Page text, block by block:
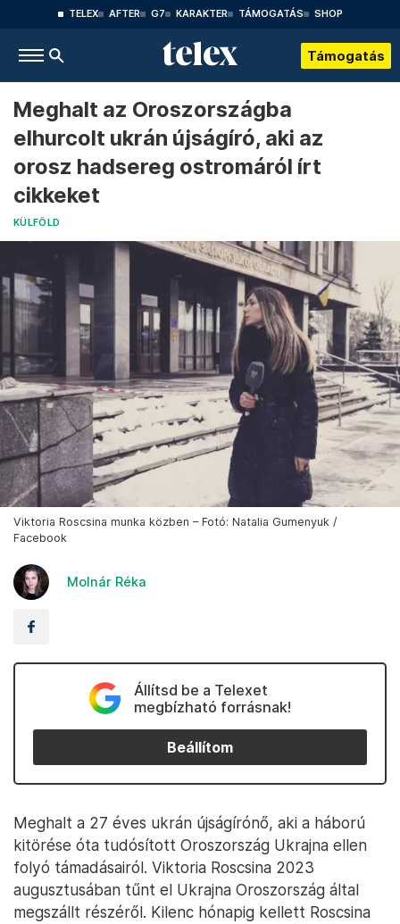
TELEX AFTER G7 KARAKTER TÁMOGATÁS SHOP
Támogatás
Meghalt az Oroszországba
elhurcolt ukrán újságíró, aki az
orosz hadsereg ostromáról írt
cikkeket
KÜLFÖLD
Viktoria Roscsina munka közben – Fotó: Natalia Gumenyuk /
Facebook
Molnár Réka
Állítsd be a Telexet
megbízható forrásnak!
Beállítom
Meghalt a 27 éves ukrán újságírónő, aki a háború
kitörése óta tudósított Oroszország Ukrajna ellen
folyó támadásairól. Viktoria Roscsina 2023
augusztusában tűnt el Ukrajna Oroszország által
megszállt részéről. Kilenc hónapig kellett Roscsina